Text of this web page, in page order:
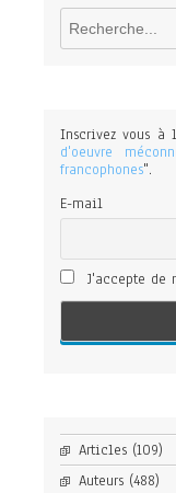
Rechercher
Inscrivez vous à
d'oeuvre
francophones".
E-mail
J'accepte de
Articles (109)
Auteurs (488)